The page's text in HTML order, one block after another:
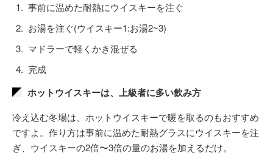
事前に温めた耐熱にウイスキーを注ぐ
お湯を注ぐ(ウイスキー1:お湯2~3)
マドラーで軽くかき混ぜる
完成
ホットウイスキーは、上級者に多い飲み方
冷え込む冬場は、ホットウイスキーで暖を取るのもおすすめ
ですよ。作り方は事前に温めた耐熱グラスにウイスキーを注
ぎ、ウイスキーの2倍〜3倍の量のお湯を加えるだけ。